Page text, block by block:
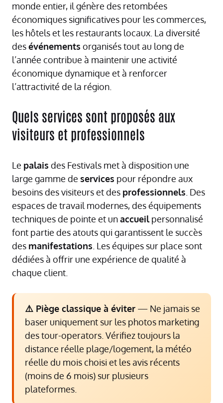
monde entier, il génère des retombées
économiques significatives pour les commerces,
les hôtels et les restaurants locaux. La diversité
desévénements organisés tout au long de
l’année contribue à maintenir une activité
économique dynamique et à renforcer
l’attractivité de la région.
Quels services sont proposés aux
visiteurs et professionnels
Le palais des Festivals met à disposition une
large gamme de services pour répondre aux
besoins des visiteurs et des professionnels . Des
espaces de travail modernes, des équipements
techniques de pointe et unaccueilpersonnalisé
font partie des atouts qui garantissent le succès
des manifestations . Les équipes sur place sont
dédiées à offrir une expérience de qualité à
chaque client.
⚠️ Piège classique à éviter — Ne jamais se
baser uniquement sur les photos marketing
des tour-operators. Vérifiez toujours la
distance réelle plage/logement, la météo
réelle du mois choisi et les avis récents
(moins de 6 mois) sur plusieurs
plateformes.